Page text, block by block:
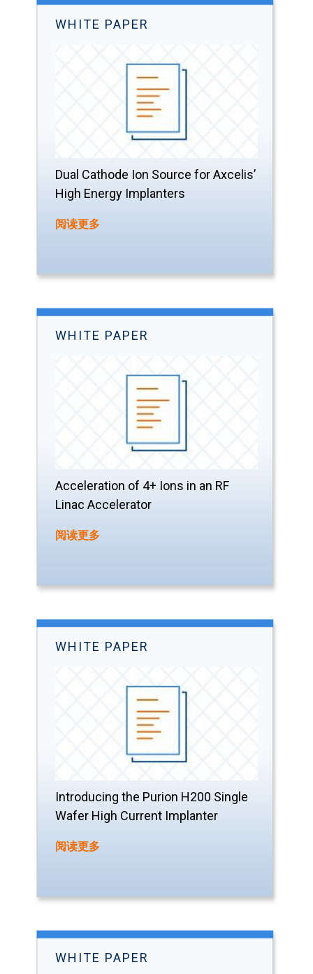
WHITE PAPER
Dual Cathode Ion Source for Axcelis’
High Energy Implanters
阅读更多
WHITE PAPER
Acceleration of 4+ Ions in an RF
Linac Accelerator
阅读更多
WHITE PAPER
Introducing the Purion H200 Single
Wafer High Current Implanter
阅读更多
WHITE PAPER